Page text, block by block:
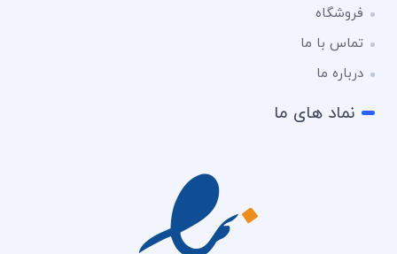
فروشگاه
تماس با ما
درباره ما
نماد های ما